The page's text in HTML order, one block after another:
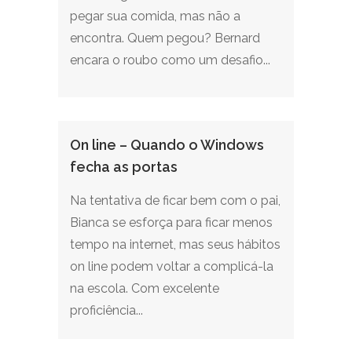
pegar sua comida, mas não a
encontra. Quem pegou? Bernard
encara o roubo como um desafio...
On line – Quando o Windows
fecha as portas
Na tentativa de ficar bem com o pai,
Bianca se esforça para ficar menos
tempo na internet, mas seus hábitos
on line podem voltar a complicá-la
na escola. Com excelente
proficiência...